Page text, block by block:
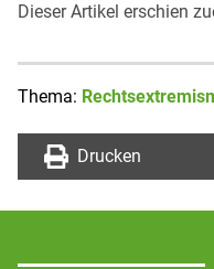
Dieser Artikel erschien
Thema:
Drucken